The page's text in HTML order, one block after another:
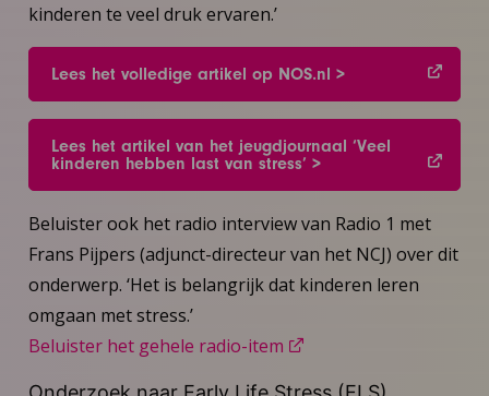
kinderen te veel druk ervaren.’
Lees het volledige artikel op NOS.nl >
Lees het artikel van het jeugdjournaal ‘Veel
kinderen hebben last van stress’ >
Beluister ook het radio interview van Radio 1 met
Frans Pijpers (adjunct-directeur van het NCJ) over dit
onderwerp. ‘Het is belangrijk dat kinderen leren
omgaan met stress.’
Beluister het gehele radio-item